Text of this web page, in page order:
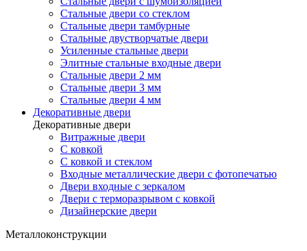
Стальные двери со стеклом
Стальные двери тамбурные
Стальные двустворчатые двери
Усиленные стальные двери
Элитные стальные входные двери
Стальные двери 2 мм
Стальные двери 3 мм
Стальные двери 4 мм
Декоративные двери
Декоративные двери
Витражные двери
С ковкой
С ковкой и стеклом
Входные металлические двери с фотопечатью
Двери входные с зеркалом
Двери с терморазрывом с ковкой
Дизайнерские двери
Металлоконструкции